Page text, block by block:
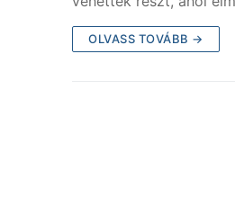
OLVASS TOVÁBB →